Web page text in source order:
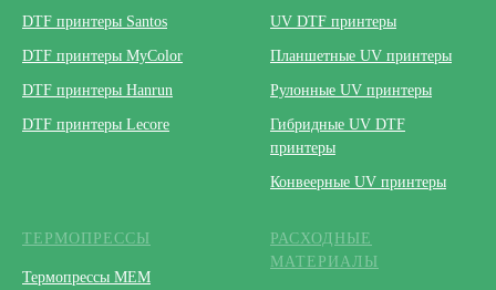
DTF принтеры Santos
DTF принтеры MyColor
DTF принтеры Hanrun
DTF принтеры Lecore
UV DTF принтеры
Планшетные UV принтеры
Рулонные UV принтеры
Гибридные UV DTF
принтеры
Конвеерные UV принтеры
ТЕРМОПРЕССЫ
Термопрессы МЕМ
РАСХОДНЫЕ
МАТЕРИАЛЫ